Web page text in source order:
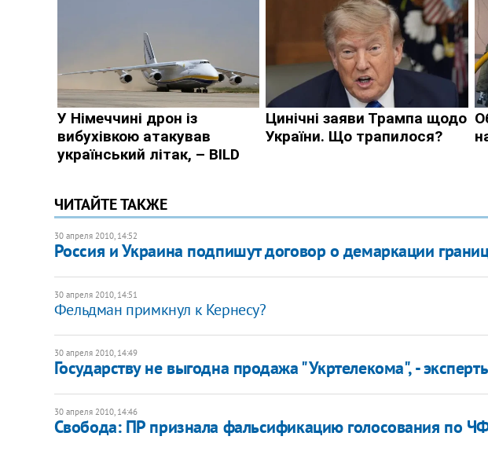
ЧИТАЙТЕ ТАКЖЕ
30 апреля 2010, 14:52
Россия и Украина подпишут договор о демаркации
30 апреля 2010, 14:51
Фельдман примкнул к Кернесу?
30 апреля 2010, 14:49
Государству не выгодна продажа "Укртелекома", -
30 апреля 2010, 14:46
Свобода: ПР признала фальсификацию голосования по